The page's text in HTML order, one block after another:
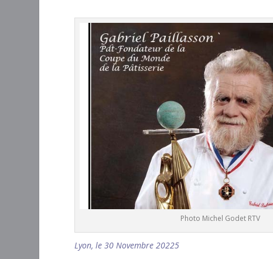
Photo Michel Godet RTV
Lyon, le 30 Novembre 20225